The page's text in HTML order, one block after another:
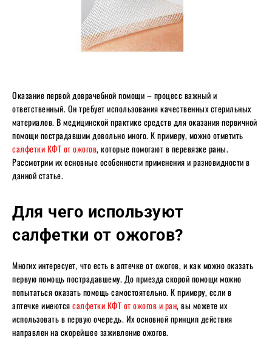
Оказание первой доврачебной помощи – процесс важный и
ответственный. Он требует использования качественных стерильных
материалов. В медицинской практике средств для оказания первичной
помощи пострадавшим довольно много. К примеру, можно отметить
салфетки КФТ от ожогов, которые помогают в перевязке раны.
Рассмотрим их основные особенности применения и разновидности в
данной статье.
Для чего используют
салфетки от ожогов?
Многих интересует, что есть в аптечке от ожогов, и как можно оказать
первую помощь пострадавшему. До приезда скорой помощи можно
попытаться оказать помощь самостоятельно. К примеру, если в
аптечке имеютсясалфетки КФТ от ожогов и ран, вы можете их
использовать в первую очередь. Их основной принцип действия
направлен на скорейшее заживление ожогов.